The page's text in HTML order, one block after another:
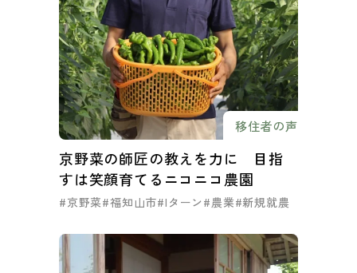
移住者の声
京野菜の師匠の教えを力に 目指
すは笑顔育てるニコニコ農園
#京野菜#福知山市#Iターン#農業#新規就農